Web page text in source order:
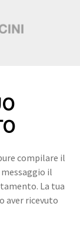
compilare il
il
La tua
aver ricevuto